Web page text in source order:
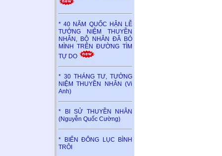
* 40 NĂM QUỐC HẬN LỄ
TƯỞNG NIỆM THUYỀN
NHÂN, BỘ NHÂN ĐÃ BỎ
MÌNH TRÊN ĐƯỜNG TÌM
TỰ DO
* 30 THÁNG TƯ, TƯỞNG
NIỆM THUYỀN NHÂN (Vi
Anh)
* BI SỬ THUYỀN NHÂN
(Nguyễn Quốc Cường)
* BIỂN ĐÔNG LỤC BÌNH
TRÔI